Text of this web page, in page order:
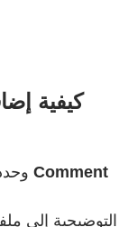
كيفية
Comment